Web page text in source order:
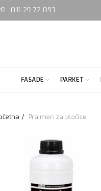
, 011 29 72 093
FASADE PARKET
Prajmeri za pločice